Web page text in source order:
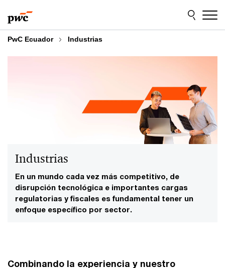
to
content
to
footer
PwC Ecuador Industrias
En un mundo cada vez más competitivo, de
disrupción tecnológica e importantes cargas
regulatorias y fiscales es fundamental tener un
enfoque específico por sector.
Industrias
Combinando la experiencia y nuestro